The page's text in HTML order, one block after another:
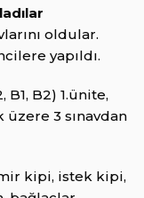
oldular.
yapıldı.
B2) 1.ünite,
3 sınavdan
kipi, istek kipi,